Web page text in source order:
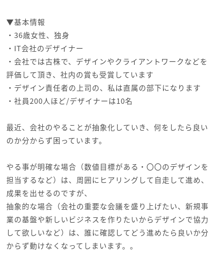
▼基本情報
・36歳女性、独身
・IT会社のデザイナー
・会社では古株で、デザインやクライアントワークなどを
評価して頂き、社内の賞も受賞しています
・デザイン責任者の上司の、私は直属の部下になります
・社員200人ほど/デザイナーは10名
最近、会社のやることが抽象化していき、何をしたら良い
のか分からず困っています。
やる事が明確な場合（数値目標がある・〇〇のデザインを
担当するなど）は、周囲にヒアリングして自走して進め、
成果を出せるのですが、
抽象的な場合（会社の重要な会議を盛り上げたい、新規事
業の基盤や新しいビジネスを作りたいからデザインで協力
して欲しいなど）は、誰に確認してどう進めたら良いか分
からず動けなくなってしまいます。。